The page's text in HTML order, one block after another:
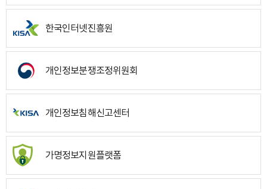
한국인터넷진흥원
개인정보분쟁조정위원회
개인정보침해신고센터
가명정보지원플랫폼